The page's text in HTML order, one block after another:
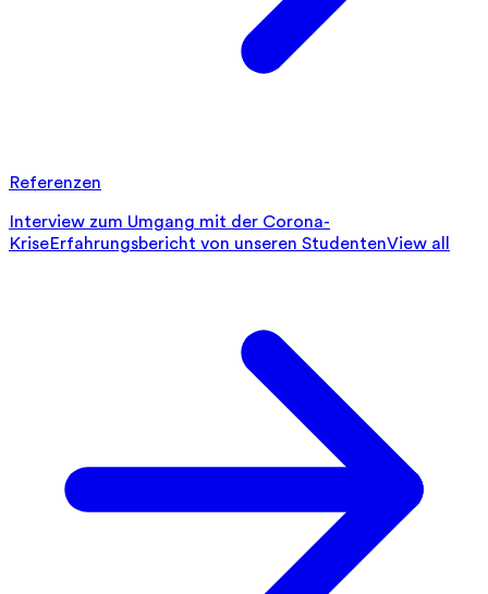
Referenzen
Interview zum Umgang mit der Corona-
KriseErfahrungsbericht von unseren StudentenView all